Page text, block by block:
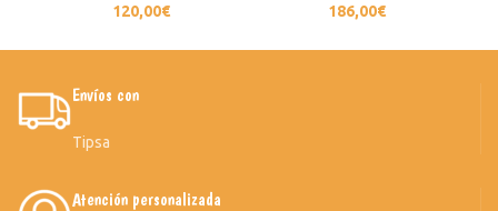
120,00€ 186,00€
Envíos con
Tipsa
Atención personalizada